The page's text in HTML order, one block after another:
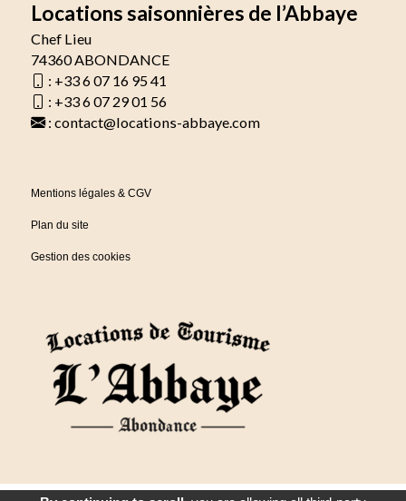
Locations saisonnières de l’Abbaye
Chef Lieu
74360 ABONDANCE
: +33 6 07 16 95 41
: +33 6 07 29 01 56
: contact@locations-abbaye.com
Mentions légales & CGV
Plan du site
Gestion des cookies